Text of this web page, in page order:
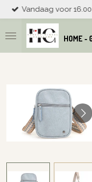
Ga
direct
naar
de
hoofdinhoud
HOME -
Vandaag voor